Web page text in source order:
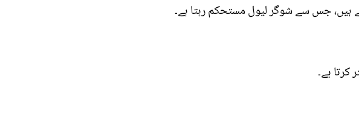
ہیں، جس سے شوگر لیول مستحکم رہتا ہے۔
ہے۔